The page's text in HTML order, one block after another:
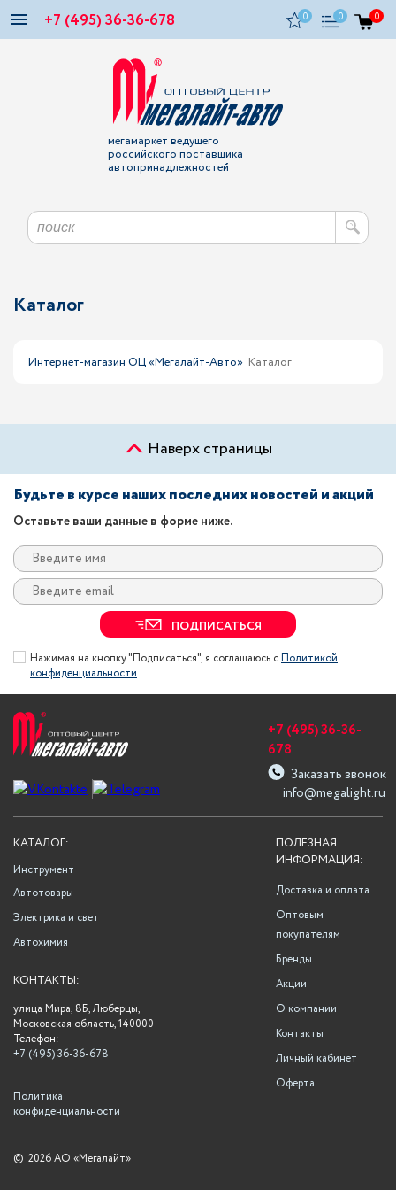
+7 (495) 36-36-678 0 0 0
мегамаркет ведущего
российского поставщика
автопринадлежностей
Каталог
Интернет-магазин ОЦ «Мегалайт-Авто» Каталог
Наверх страницы
Будьте в курсе наших последних новостей и акций
Оставьте ваши данные в форме ниже.
ПОДПИСАТЬСЯ
Нажимая на кнопку "Подписаться", я соглашаюсь сПолитикой
конфиденциальности
info@megalight.ru
+7 (495) 36-36-
678
Заказать звонок
ПОЛЕЗНАЯ
ИНФОРМАЦИЯ:
Доставка и оплата
Оптовым
покупателям
Бренды
Акции
О компании
Контакты
Личный кабинет
Оферта
КАТАЛОГ:
Инструмент
Автотовары
Электрика и свет
Автохимия
КОНТАКТЫ:
улица Мира, 8Б, Люберцы,
Московская область, 140000
Телефон:
+7 (495) 36-36-678
Политика
конфиденциальности
© 2026 АО «Мегалайт»